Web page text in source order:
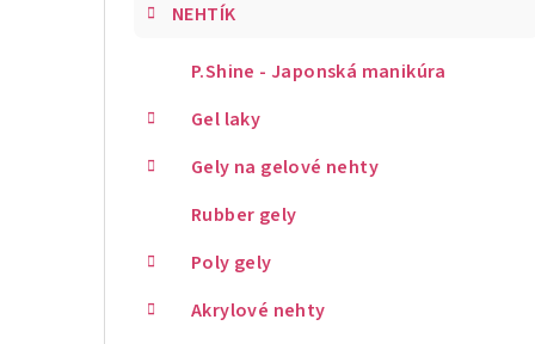
NEHTÍK
P.Shine - Japonská manikúra
Gel laky
Gely na gelové nehty
Rubber gely
Poly gely
Akrylové nehty